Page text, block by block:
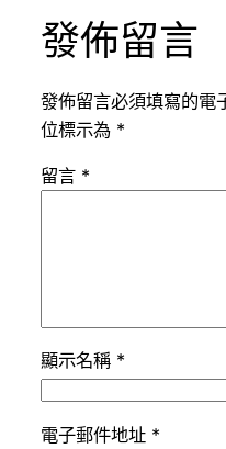
發佈留言
發佈留言必須填寫的電
位標示為 *
留言 *
顯示名稱 *
電子郵件地址 *